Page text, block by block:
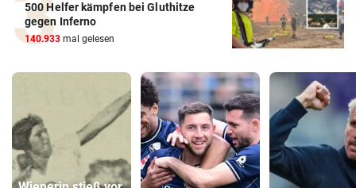
500 Helfer kämpfen bei Gluthitze
gegen Inferno
140.933 mal gelesen